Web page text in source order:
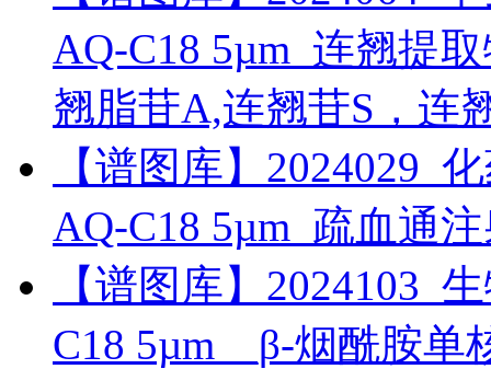
AQ-C18 5µm_连翘提
翘脂苷A,连翘苷S，连
【谱图库】2024029_
AQ-C18 5µm_疏血通
【谱图库】2024103_
C18 5µm__β-烟酰胺单